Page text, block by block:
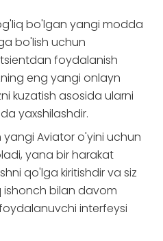
bo'lgan yangi modda
bo'lish uchun
foydalanish
eng yangi onlayn
kuzatish asosida ularni
yaxshilashdir.
Aviator o'yini uchun
yana bir harakat
qo'lga kiritishdir va siz
ishonch bilan davom
interfeysi